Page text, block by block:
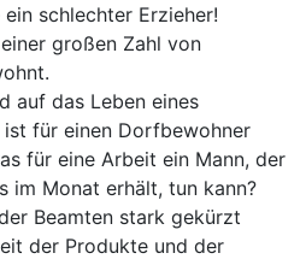
schlechter Erzieher!
großen Zahl von
auf das Leben eines
ist für einen Dorfbewohner
für eine Arbeit ein Mann, der
im Monat erhält, tun kann?
Beamten stark gekürzt
der Produkte und der